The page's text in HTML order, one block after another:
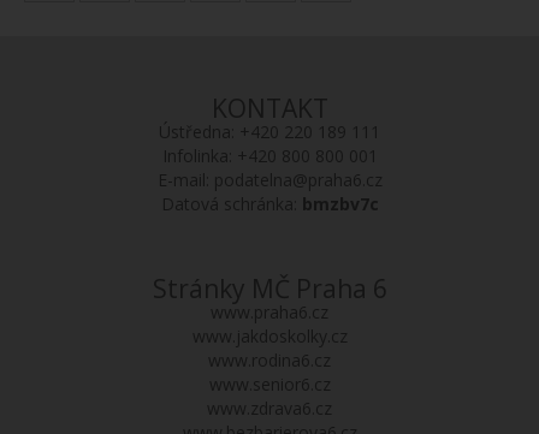
KONTAKT
Ústředna: +420 220 189 111
Infolinka: +420 800 800 001
E-mail: podatelna@praha6.cz
Datová schránka: bmzbv7c
Stránky MČ Praha 6
www.praha6.cz
www.jakdoskolky.cz
www.rodina6.cz
www.senior6.cz
www.zdrava6.cz